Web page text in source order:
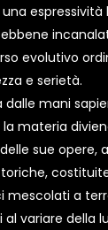
espressività
evolutivo
e serietà.
dalle mani
la materia
sue opere,
mescolati a
variare della